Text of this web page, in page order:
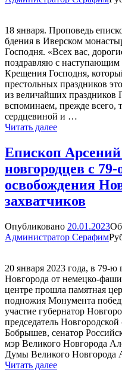
18 января. Проповедь
бдения в Иверском
Господня. «Всех вас,
поздравляю с наступающим
Крещения Господня,
престольных праздников
из величайших
вспоминаем, прежде всего,
сердцевиной и …
Читать далее«Как
созданий
в
этом
зависит
от
света,
так
наша
в
Боге
начинается
и
заключается
во
Христе,
в
Свете
Истинном,
Епископ
новгородцев с
освобождения
захватчиков
Опубликовано 20.01.2023
Администратор Серафим
20 января 2023 года, в 79-
Новгорода от немецко-
центре прошла памятная
подножия Монумента
участие губернатор
председатель
Бобрышев, сенатор
мэр Великого Новгорода
Думы Великого
Читать далееЕпископ